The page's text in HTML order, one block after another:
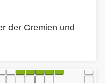
der Gremien und